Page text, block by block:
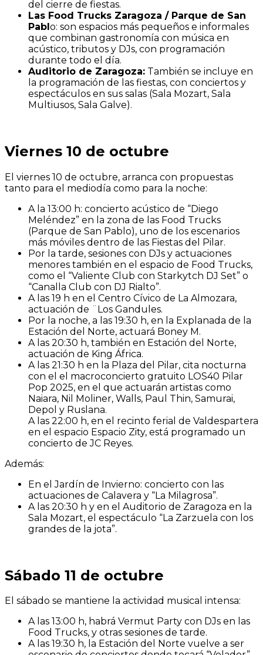
del cierre de fiestas.
Las Food Trucks Zaragoza / Parque de San
Pablo: son espacios más pequeños e informales
que combinan gastronomía con música en
acústico, tributos y DJs, con programación
durante todo el día.
Auditorio de Zaragoza: También se incluye en
la programación de las fiestas, con conciertos y
espectáculos en sus salas (Sala Mozart, Sala
Multiusos, Sala Galve).
Viernes 10 de octubre
El viernes 10 de octubre, arranca con propuestas
tanto para el mediodía como para la noche:
A la 13:00 h: concierto acústico de “Diego
Meléndez” en la zona de las Food Trucks
(Parque de San Pablo), uno de los escenarios
más móviles dentro de las Fiestas del Pilar.
Por la tarde, sesiones con DJs y actuaciones
menores también en el espacio de Food Trucks,
como el “Valiente Club con Starkytch DJ Set” o
“Canalla Club con DJ Rialto”.
A las 19 h en el Centro Cívico de La Almozara,
actuación de ¨Los Gandules.
Por la noche, a las 19:30 h, en la Explanada de la
Estación del Norte, actuará Boney M.
A las 20:30 h, también en Estación del Norte,
actuación de King África.
A las 21:30 h en la Plaza del Pilar, cita nocturna
con el el macroconcierto gratuito LOS40 Pilar
Pop 2025, en el que actuarán artistas como
Naiara, Nil Moliner, Walls, Paul Thin, Samurai,
Depol y Ruslana.
A las 22:00 h, en el recinto ferial de Valdespartera
en el espacio Espacio Zity, está programado un
concierto de JC Reyes.
Además:
En el Jardín de Invierno: concierto con las
actuaciones de Calavera y “La Milagrosa”.
A las 20:30 h y en el Auditorio de Zaragoza en la
Sala Mozart, el espectáculo “La Zarzuela con los
grandes de la jota”.
Sábado 11 de octubre
El sábado se mantiene la actividad musical intensa:
A las 13:00 h, habrá Vermut Party con DJs en las
Food Trucks, y otras sesiones de tarde.
A las 19:30 h, la Estación del Norte vuelve a ser